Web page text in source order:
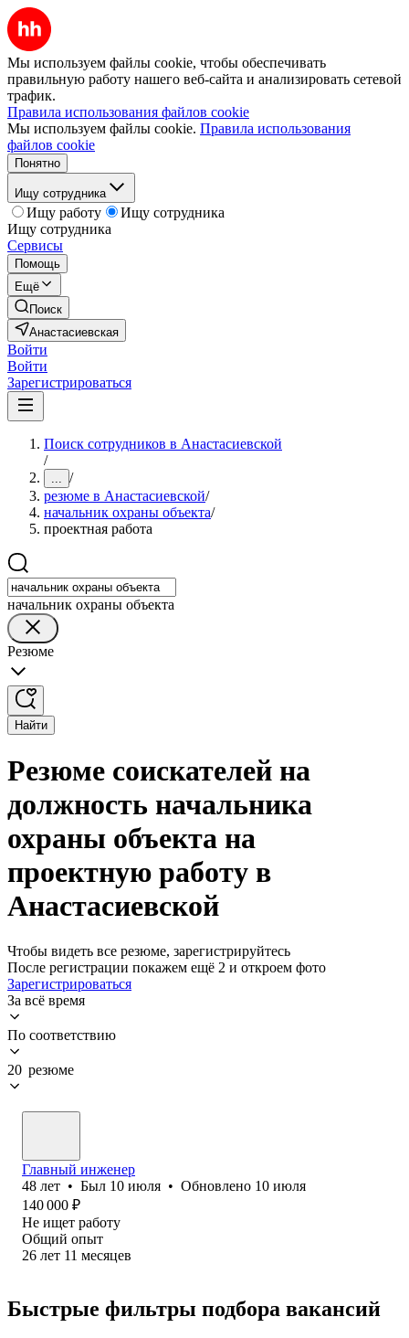
Мы используем файлы cookie, чтобы обеспечивать
правильную работу нашего веб-сайта и анализировать сетевой
трафик.
Правила использования файлов cookie
Мы используем файлы cookie. Правила использования
файлов cookie
Понятно
Ищу сотрудника
Ищу работу
Ищу сотрудника
Ищу сотрудника
Сервисы
Помощь
Ещё
Поиск
Анастасиевская
Войти
Войти
Зарегистрироваться
Поиск сотрудников в Анастасиевской
/
... /
резюме в Анастасиевской/
начальник охраны объекта/
проектная работа
начальник охраны объекта
Резюме
Найти
Резюме соискателей на
должность начальника
охраны объекта на
проектную работу в
Анастасиевской
Чтобы видеть все резюме, зарегистрируйтесь
После регистрации покажем ещё 2 и откроем фото
Зарегистрироваться
За всё время
По соответствию
20 резюме
Главный инженер
48 лет • Был 10 июля • Обновлено 10 июля
140 000 ₽
Не ищет работу
Общий опыт
26 лет 11 месяцев
Быстрые фильтры подбора вакансий